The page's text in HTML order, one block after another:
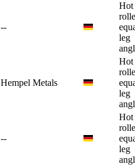
--
Hot
leg
Hempel Metals
Hot
leg
--
Hot
leg